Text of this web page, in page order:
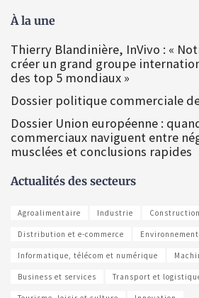
À la une
Thierry Blandinière, InVivo : «
créer un grand groupe
des top 5 mondiaux »
Dossier politique commerciale
Dossier Union européenne :
commerciaux naviguent entre
musclées et conclusions rapides
Actualités des secteurs
Agroalimentaire Industrie
Distribution et e-commerce
Informatique, télécom et numérique
Business et services Transport et